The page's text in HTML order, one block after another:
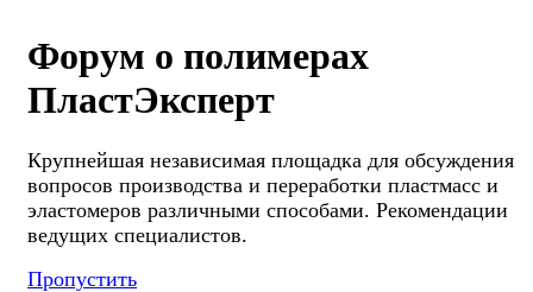
Форум о полимерах
ПластЭксперт
Крупнейшая независимая площадка для обсуждения
вопросов производства и переработки пластмасс и
эластомеров различными способами. Рекомендации
ведущих специалистов.
Пропустить